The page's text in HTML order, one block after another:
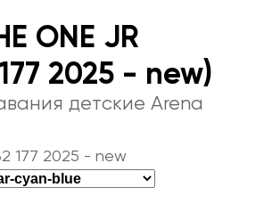
ONE JR
2025 - new)
детские Arena
177 2025 - new